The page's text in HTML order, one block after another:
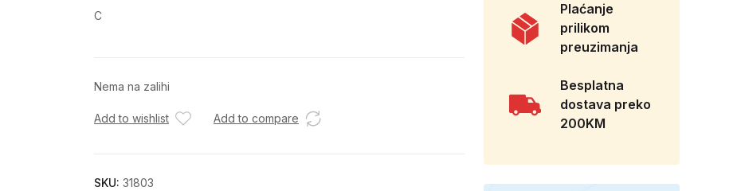
C
Nema na zalihi
Add to wishlist Add to compare
SKU: 31803
Plaćanje
prilikom
preuzimanja
Besplatna
dostava preko
200KM